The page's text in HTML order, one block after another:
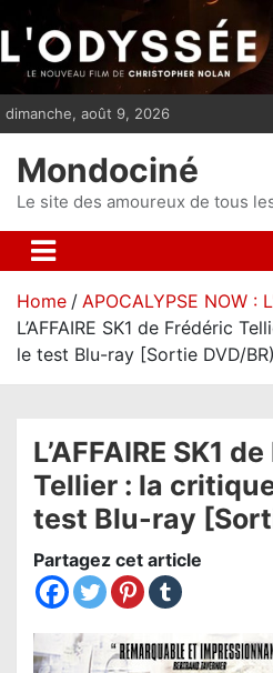
i
p
t
n
dimanche, août 9, 2026
Mondociné
Le site des amoureux de tous
Home
APOCALYPSE NOW :
L’AFFAIRE SK1 de Frédéric
le test Blu-ray [Sortie DVD/BR)
L’AFFAIRE SK1
Tellier : la
test Blu-ray
Partagez cet article